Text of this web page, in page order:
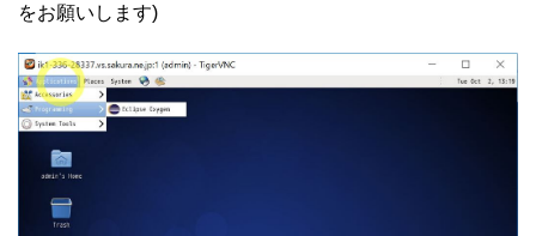
をお願いします)